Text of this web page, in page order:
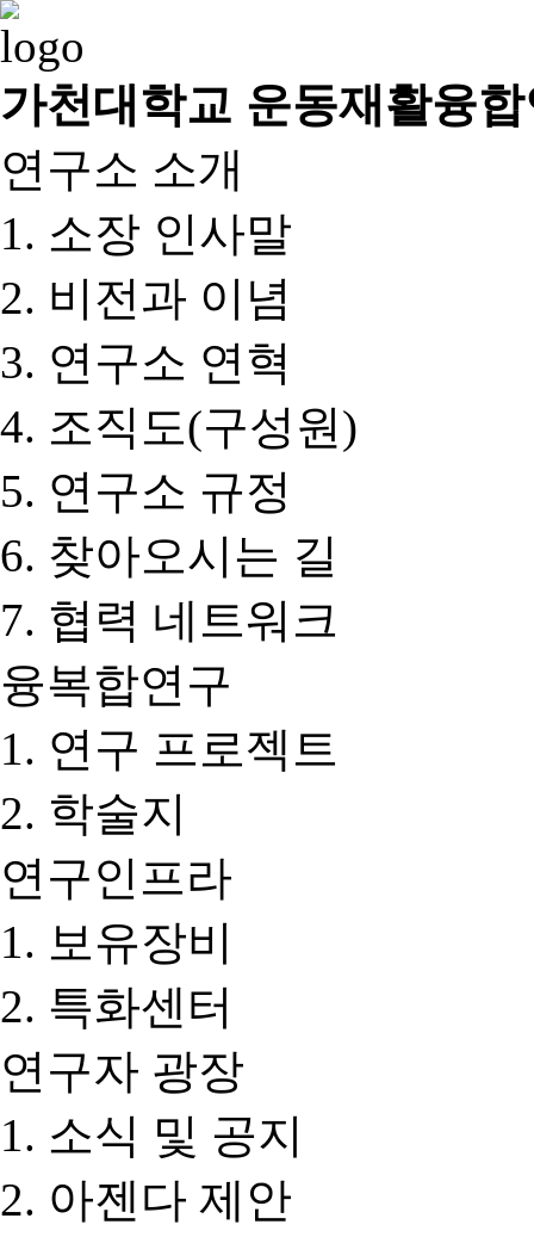
가천대학교 운동재활융
연구소 소개
소장 인사말
비전과 이념
연구소 연혁
조직도(구성원)
연구소 규정
찾아오시는 길
협력 네트워크
융복합연구
연구 프로젝트
학술지
연구인프라
보유장비
특화센터
연구자 광장
소식 및 공지
아젠다 제안